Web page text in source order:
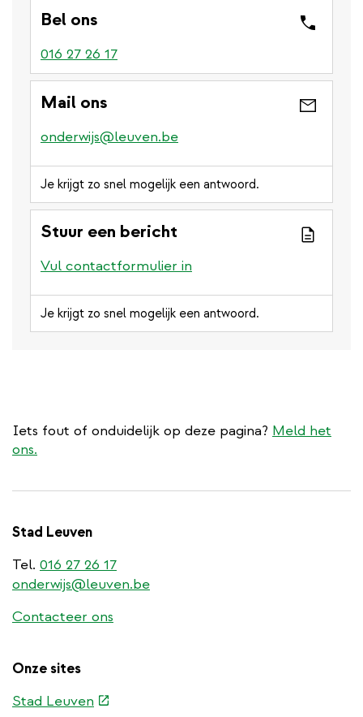
Bel ons
016 27 26 17
Mail ons
onderwijs@leuven.be
Je krijgt zo snel mogelijk een antwoord.
Stuur een bericht
Vul contactformulier in
Je krijgt zo snel mogelijk een antwoord.
Iets fout of onduidelijk op deze pagina? Meld het
ons.
Stad Leuven
Tel. 016 27 26 17
onderwijs@leuven.be
Contacteer ons
Onze sites
Stad Leuven (externe